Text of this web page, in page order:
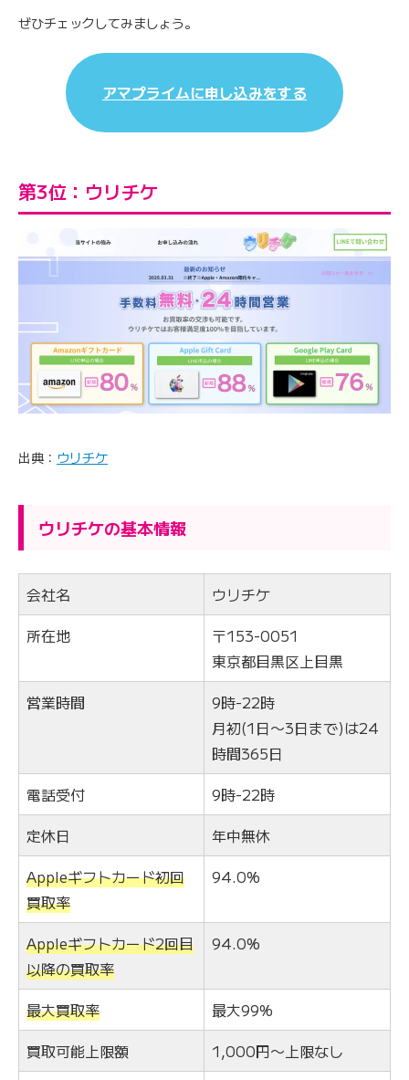
ぜひチェックしてみましょう。
アマプライムに申し込みをする
第3位：ウリチケ
出典： ウリチケ
ウリチケの基本情報
会社名
ウリチケ
所在地
〒153-0051
東京都目黒区上目黒
営業時間
9時-22時
月初(1日〜3日まで)は24
時間365日
電話受付
9時-22時
定休日
年中無休
Appleギフトカード初回
買取率
94.0%
Appleギフトカード2回目
以降の買取率
94.0%
最大買取率
最大99%
買取可能上限額
1,000円〜上限なし